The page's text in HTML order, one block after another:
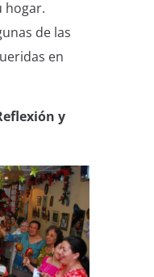
hogar.
de las
en
y